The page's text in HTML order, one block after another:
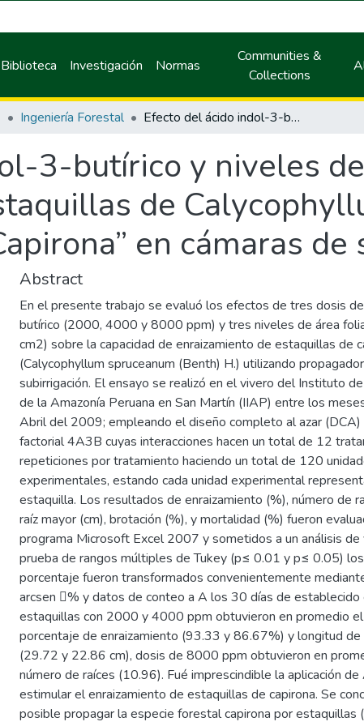
Biblioteca Investigación Normas
Communities &
Collections
Ingeniería Forestal Efecto del ácido indol-3-butírico y niveles de área foliar en el enraizamiento de estaquillas de Calycophyllum spruceanum (Benth) H. Schum “Capirona” en cámaras de sub irrigación
3-butírico y niveles
de
en cámaras
Abstract
En el presente trabajo se evaluó los efectos de tres dosis
butírico (2000, 4000 y 8000 ppm) y tres niveles de área
cm2) sobre la capacidad de enraizamiento de estaquillas de
(Calycophyllum spruceanum (Benth) H.) utilizando
subirrigación. El ensayo se realizó en el vivero del Instituto
de la Amazonía Peruana en San Martín (IIAP) entre los
Abril del 2009; empleando el diseño completo al azar (DCA)
factorial 4A3B cuyas interacciones hacen un total de 12
repeticiones por tratamiento haciendo un total de 120
experimentales, estando cada unidad experimental
estaquilla. Los resultados de enraizamiento (%), número de
raíz mayor (cm), brotación (%), y mortalidad (%) fueron
programa Microsoft Excel 2007 y sometidos a un análisis de
prueba de rangos múltiples de Tukey (p≤ 0.01 y p≤ 0.05)
porcentaje fueron transformados convenientemente
arcsen % y datos de conteo a A los 30 días de establecido
estaquillas con 2000 y 4000 ppm obtuvieron en promedio
porcentaje de enraizamiento (93.33 y 86.67%) y longitud de
(29.72 y 22.86 cm), dosis de 8000 ppm obtuvieron en
número de raíces (10.96). Fué imprescindible la aplicación de
estimular el enraizamiento de estaquillas de capirona. Se
posible propagar la especie forestal capirona por estaquillas